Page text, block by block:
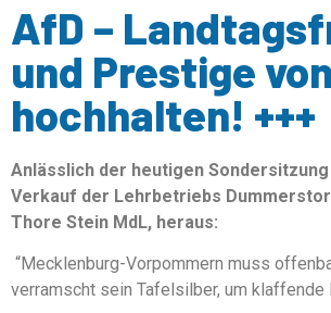
AfD –
und Prestige
hochhalten! +++
Anlässlich der heutigen
Verkauf der Lehrbetriebs
Thore Stein MdL, heraus:
“Mecklenburg-Vorpommern muss
verramscht sein Tafelsilber, um